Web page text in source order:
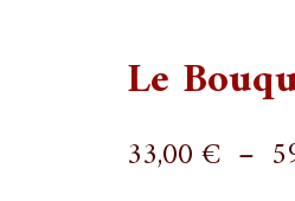
Le
33,00€ –